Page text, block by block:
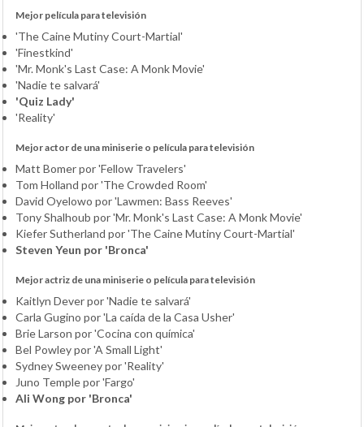
Mejor película para televisión
'The Caine Mutiny Court-Martial'
'Finestkind'
'Mr. Monk's Last Case: A Monk Movie'
'Nadie te salvará'
'Quiz Lady'
'Reality'
Mejor actor de una miniserie o película para televisión
Matt Bomer por 'Fellow Travelers'
Tom Holland por 'The Crowded Room'
David Oyelowo por 'Lawmen: Bass Reeves'
Tony Shalhoub por 'Mr. Monk's Last Case: A Monk Movie'
Kiefer Sutherland por 'The Caine Mutiny Court-Martial'
Steven Yeun por 'Bronca'
Mejor actriz de una miniserie o película para televisión
Kaitlyn Dever por 'Nadie te salvará'
Carla Gugino por 'La caída de la Casa Usher'
Brie Larson por 'Cocina con química'
Bel Powley por 'A Small Light'
Sydney Sweeney por 'Reality'
Juno Temple por 'Fargo'
Ali Wong por 'Bronca'